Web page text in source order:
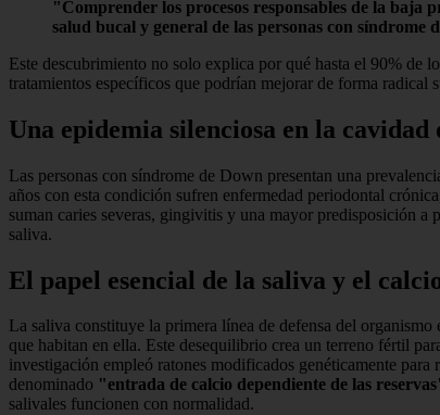
"Comprender los procesos responsables de la
salud bucal y general de las personas con síndrome
Este descubrimiento no solo explica por qué hasta el 90% de
tratamientos específicos que podrían mejorar de forma radical
Una epidemia silenciosa en la cavidad
Las personas con síndrome de Down presentan una
años con esta condición sufren enfermedad periodontal
suman caries severas, gingivitis y una mayor predisposición a
saliva.
El papel esencial de la saliva y el
La saliva constituye la primera línea de defensa del
que habitan en ella. Este desequilibrio crea un terreno fértil
investigación empleó ratones modificados genéticamente
denominado "entrada de calcio dependiente de las
salivales funcionen con normalidad.